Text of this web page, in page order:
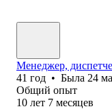
Менеджер,
41 год • Была 24
Общий опыт
10 лет 7 месяцев